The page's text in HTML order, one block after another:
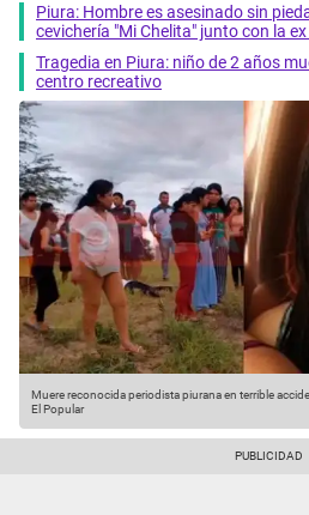
Piura: Hombre es asesinado sin
cevichería "Mi Chelita" junto con la
Tragedia en Piura: niño de 2 años
centro recreativo
Muere reconocida periodista piurana en terrible
El Popular